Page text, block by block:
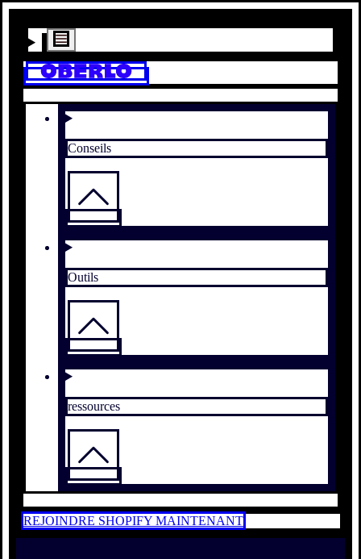
Conseils
Outils
ressources
REJOINDRE SHOPIFY MAINTENANT